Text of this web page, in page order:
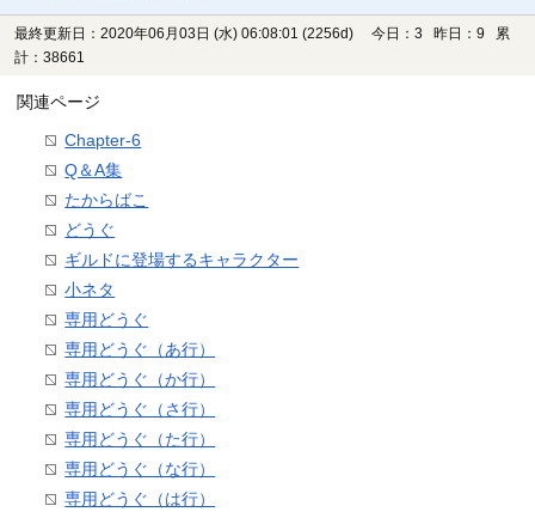
最終更新日：2020年06月03日 (水) 06:08:01 (2256d)
今日：3 昨日：9 累
計：38661
関連ページ
Chapter-6
Q＆A集
たからばこ
どうぐ
ギルドに登場するキャラクター
小ネタ
専用どうぐ
専用どうぐ（あ行）
専用どうぐ（か行）
専用どうぐ（さ行）
専用どうぐ（た行）
専用どうぐ（な行）
専用どうぐ（は行）